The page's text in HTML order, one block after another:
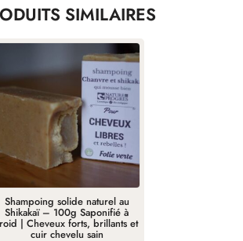
SIMILAIRES
Shampoing solide naturel au
Shikakaï – 100g Saponifié à
| Cheveux forts, brillants et
cuir chevelu sain